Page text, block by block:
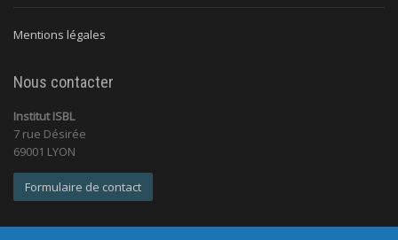
Mentions légales
Nous contacter
Institut ISBL
7 rue Désirée
69001 LYON
Formulaire de contact